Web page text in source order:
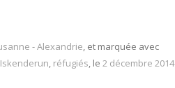
- Alexandrie, et marquée avec
Iskenderun, réfugiés, le 2 décembre 2014